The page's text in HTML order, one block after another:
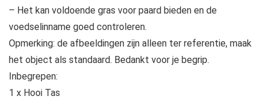
– Het kan voldoende gras voor paard bieden en de
voedselinname goed controleren.
Opmerking: de afbeeldingen zijn alleen ter referentie, maak
het object als standaard. Bedankt voor je begrip.
Inbegrepen:
1 x Hooi Tas